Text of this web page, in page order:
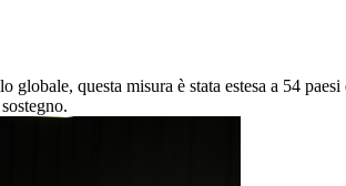
questa misura è stata estesa a 54